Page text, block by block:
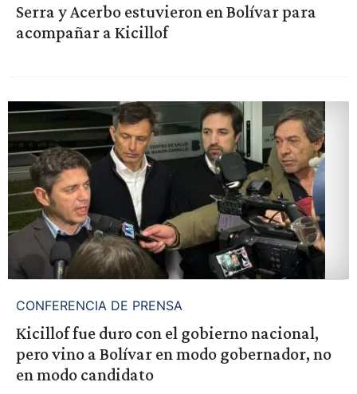
Serra y Acerbo estuvieron en Bolívar para
acompañar a Kicillof
CONFERENCIA DE PRENSA
Kicillof fue duro con el gobierno nacional,
pero vino a Bolívar en modo gobernador, no
en modo candidato